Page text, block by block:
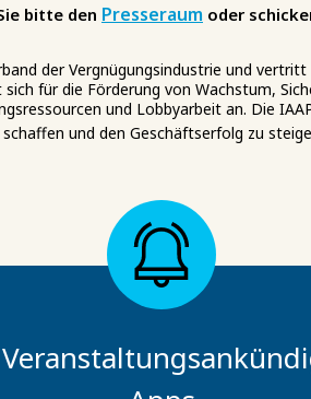
bitte den Presseraum oder
der Vergnügungsindustrie und
sich für die Förderung von Wachstum,
und Lobbyarbeit an. Die
und den Geschäftserfolg zu